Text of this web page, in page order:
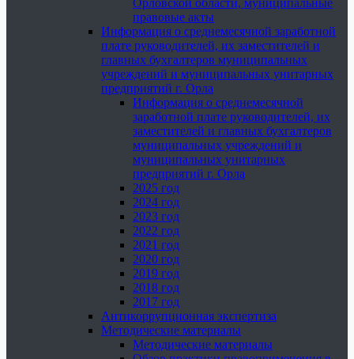
Орловской области, муниципальные
правовые акты
Информация о среднемесячной заработной
плате руководителей, их заместителей и
главных бухгалтеров муниципальных
учреждений и муниципальных унитарных
предприятий г. Орла
Информация о среднемесячной
заработной плате руководителей, их
заместителей и главных бухгалтеров
муниципальных учреждений и
муниципальных унитарных
предприятий г. Орла
2025 год
2024 год
2023 год
2022 год
2021 год
2020 год
2019 год
2018 год
2017 год
Антикоррупционная экспертиза
Методические материалы
Методические материалы